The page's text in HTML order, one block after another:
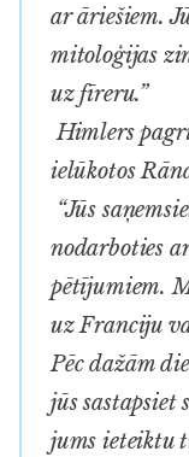
ar āriešiem.
mitoloģijas
uz fīreru.”
Himlers
ielūkotos
“Jūs
nodarboties
pētījumiem.
uz Franciju
Pēc dažām
jūs sastapsiet
jums ieteiktu